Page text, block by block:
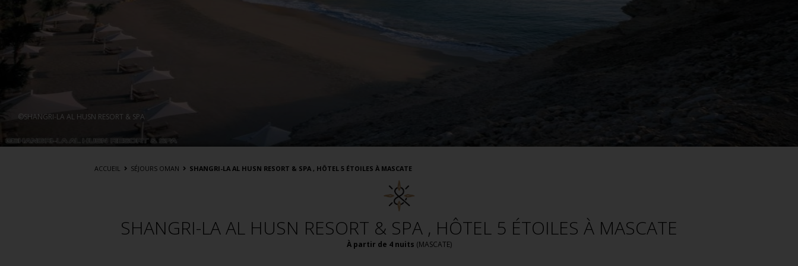
©SHANGRI-LA AL HUSN RESORT & SPA
ACCUEIL SÉJOURS OMAN SHANGRI-LA AL HUSN RESORT & SPA , HÔTEL 5 ÉTOILES À MASCATE
SHANGRI-LA AL HUSN RESORT & SPA , HÔTEL 5 ÉTOILES À MASCATE
À partir de 4 nuits (MASCATE)